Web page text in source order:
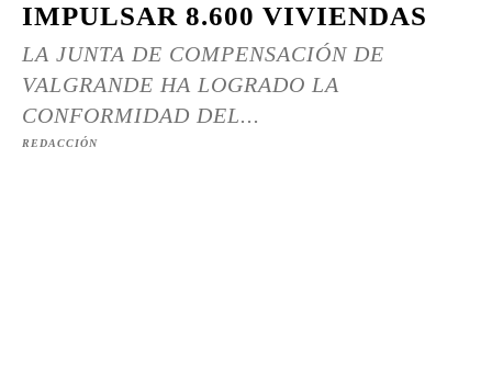
IMPULSAR 8.600 VIVIENDAS
LA JUNTA DE COMPENSACIÓN DE
VALGRANDE HA LOGRADO LA
CONFORMIDAD DEL...
REDACCIÓN